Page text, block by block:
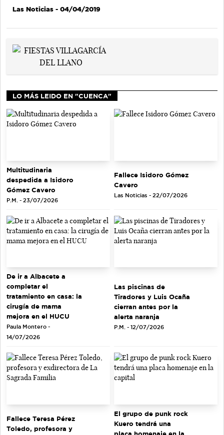
Las Noticias - 04/04/2019
LO MÁS LEIDO EN "CUENCA"
Multitudinaria
despedida a Isidoro
Gómez Cavero
P.M. - 23/07/2026
Fallece Isidoro Gómez
Cavero
Las Noticias - 22/07/2026
De ir a Albacete a
completar el
tratamiento en casa: la
cirugía de mama
mejora en el HUCU
Paula Montero -
14/07/2026
Las piscinas de
Tiradores y Luis Ocaña
cierran antes por la
alerta naranja
P.M. - 12/07/2026
Fallece Teresa Pérez
Toledo, profesora y
El grupo de punk rock
Kuero tendrá una
placa homenaje en la